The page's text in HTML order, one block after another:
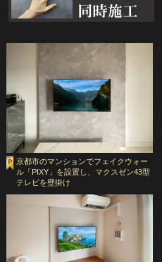
京都市のマンションでフェイクウォー
ル「PIXY」を設置し、マクスゼン43型
テレビを壁掛け